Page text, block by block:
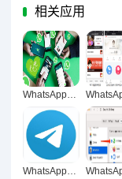
相关应用
WhatsApp网页版，跨国企业沟通效率的数字化引擎
WhatsApp网页版数据传输加密防泄露机制解析